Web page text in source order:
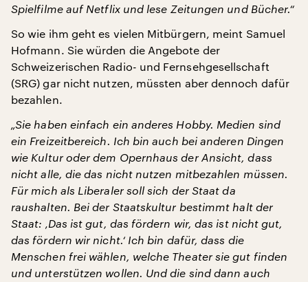
Spielfilme auf Netflix und lese Zeitungen und Bücher.“
So wie ihm geht es vielen Mitbürgern, meint Samuel
Hofmann. Sie würden die Angebote der
Schweizerischen Radio- und Fernsehgesellschaft
(SRG) gar nicht nutzen, müssten aber dennoch dafür
bezahlen.
„Sie haben einfach ein anderes Hobby. Medien sind
ein Freizeitbereich. Ich bin auch bei anderen Dingen
wie Kultur oder dem Opernhaus der Ansicht, dass
nicht alle, die das nicht nutzen mitbezahlen müssen.
Für mich als Liberaler soll sich der Staat da
raushalten. Bei der Staatskultur bestimmt halt der
Staat: ‚Das ist gut, das fördern wir, das ist nicht gut,
das fördern wir nicht.‘ Ich bin dafür, dass die
Menschen frei wählen, welche Theater sie gut finden
und unterstützen wollen. Und die sind dann auch